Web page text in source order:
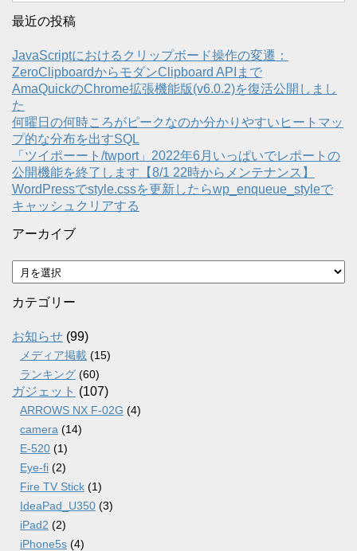
最近の投稿
JavaScriptにおけるクリップボード操作の変遷：
ZeroClipboardからモダンClipboard APIまで
AmaQuickのChrome拡張機能版(v6.0.2)を復活公開しまし
た
何曜日の何時ころがピークなのか分かりやすいヒートマッ
プ的な分布を出すSQL
「ツイポーート/twport」2022年6月いっぱいでレポートの
公開機能を終了します【8/1 22時からメンテナンス】
WordPressでstyle.cssを更新したらwp_enqueue_styleで
キャッシュクリアする
アーカイブ
ア
ー
カ
ブ
カテゴリー
お知らせ (99)
メディア掲載 (15)
ランキング (60)
ガジェット (107)
ARROWS NX F-02G (4)
camera (14)
E-520 (1)
Eye-fi (2)
Fire TV Stick (1)
IdeaPad_U350 (3)
iPad2 (2)
iPhone5s (4)